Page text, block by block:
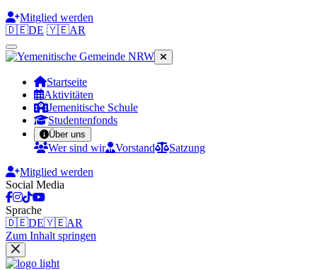
Mitglied werden
🇩🇪DE 🇾🇪AR
Startseite
Aktivitäten
Jemenitische Schule
Studentenfonds
Über uns
Wer sind wir Vorstand
Satzung
Mitglied werden
Social Media
Sprache
🇩🇪DE🇾🇪AR
Zum Inhalt springen